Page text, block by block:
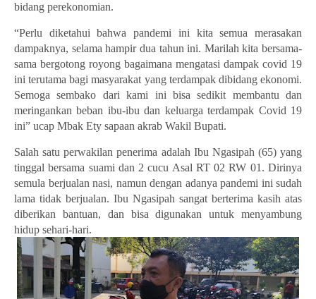
bidang perekonomian.
“Perlu diketahui bahwa pandemi ini kita semua merasakan
dampaknya, selama hampir dua tahun ini. Marilah kita bersama-
sama bergotong royong bagaimana mengatasi dampak covid 19
ini terutama bagi masyarakat yang terdampak dibidang ekonomi.
Semoga sembako dari kami ini bisa sedikit membantu dan
meringankan beban ibu-ibu dan keluarga terdampak Covid 19
ini” ucap Mbak Ety sapaan akrab Wakil Bupati.
Salah satu perwakilan penerima adalah Ibu Ngasipah (65) yang
tinggal bersama suami dan 2 cucu Asal RT 02 RW 01. Dirinya
semula berjualan nasi, namun dengan adanya pandemi ini sudah
lama tidak berjualan. Ibu Ngasipah sangat berterima kasih atas
diberikan bantuan, dan bisa digunakan untuk menyambung
hidup sehari-hari.